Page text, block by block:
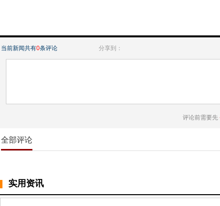
当前新闻共有0条评论 分享到：
评论前需要先
全部评论
实用资讯